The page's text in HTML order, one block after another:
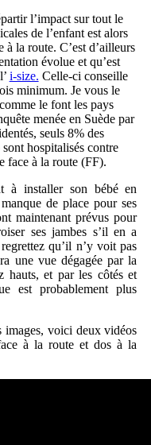
l’impact sur tout le
de l’enfant est alors
la route. C’est d’ailleurs
évolue et qu’est
i-size. Celle-ci conseille
minimum. Je vous le
le font les pays
menée en Suède par
seuls 8% des
hospitalisés contre
face à la route (FF).
à installer son bébé en
de place pour ses
maintenant prévus pour
ses jambes s’il en a
qu’il n’y voit pas
une vue dégagée par la
hauts, et par les côtés et
est probablement plus
images, voici deux vidéos
à la route et dos à la